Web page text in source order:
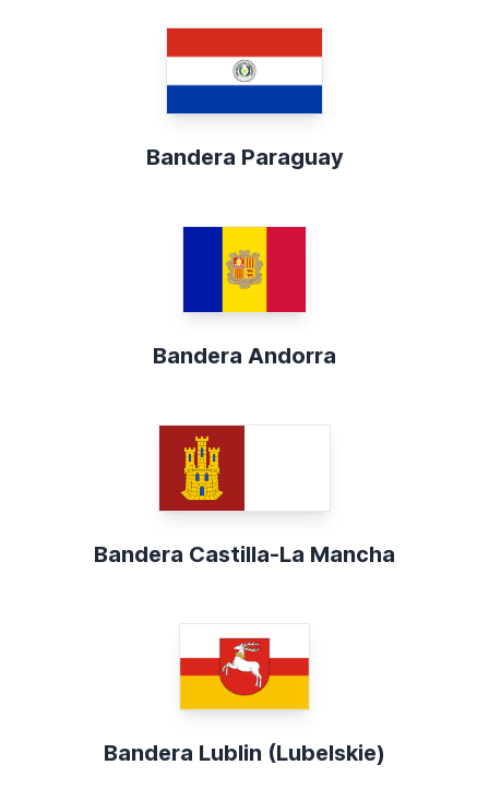
Bandera Paraguay
Bandera Andorra
Bandera Castilla-La Mancha
Bandera Lublin (Lubelskie)